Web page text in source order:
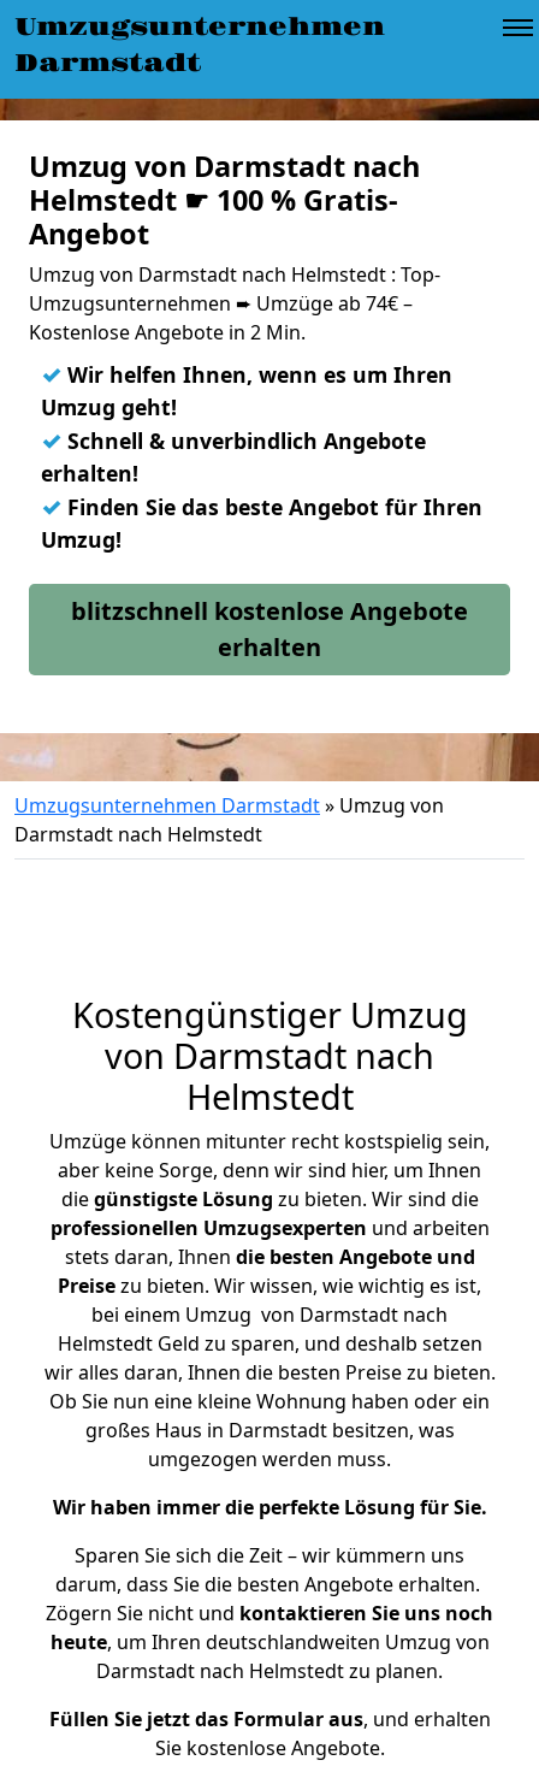
Umzugsunternehmen
Darmstadt
Umzug von Darmstadt nach
Helmstedt ☛ 100 % Gratis-
Angebot
Umzug von Darmstadt nach Helmstedt : Top-
Umzugsunternehmen ➨ Umzüge ab 74€ –
Kostenlose Angebote in 2 Min.
✓ Wir helfen Ihnen, wenn es um Ihren
Umzug geht!
✓ Schnell & unverbindlich Angebote
erhalten!
✓ Finden Sie das beste Angebot für Ihren
Umzug!
blitzschnell kostenlose Angebote
erhalten
Umzugsunternehmen Darmstadt» Umzug von
Darmstadt nach Helmstedt
Kostengünstiger Umzug
von Darmstadt nach
Helmstedt
Umzüge können mitunter recht kostspielig sein,
aber keine Sorge, denn wir sind hier, um Ihnen
diegünstigste Lösung zu bieten. Wir sind die
professionellen Umzugsexperten und arbeiten
stets daran, Ihnen die besten Angebote und
Preisezu bieten. Wir wissen, wie wichtig es ist,
bei einem Umzug von Darmstadt nach
Helmstedt Geld zu sparen, und deshalb setzen
wir alles daran, Ihnen die besten Preise zu bieten.
Ob Sie nun eine kleine Wohnung haben oder ein
großes Haus in Darmstadt besitzen, was
umgezogen werden muss.
Wir haben immer die perfekte Lösung für Sie.
Sparen Sie sich die Zeit – wir kümmern uns
darum, dass Sie die besten Angebote erhalten.
Zögern Sie nicht und kontaktieren Sie uns noch
heute, um Ihren deutschlandweiten Umzug von
Darmstadt nach Helmstedt zu planen.
Füllen Sie jetzt das Formular aus, und erhalten
Sie kostenlose Angebote.